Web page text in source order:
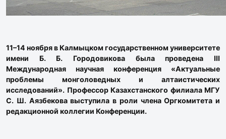
11–14 ноября в Калмыцком государственном университете
имени Б. Б. Городовикова была проведена III
Международная научная конференция «Актуальные
проблемы монголоведных и алтаистических
исследований». Профессор Казахстанского филиала МГУ
С. Ш. Аязбекова выступила в роли члена Оргкомитета и
редакционной коллегии Конференции.